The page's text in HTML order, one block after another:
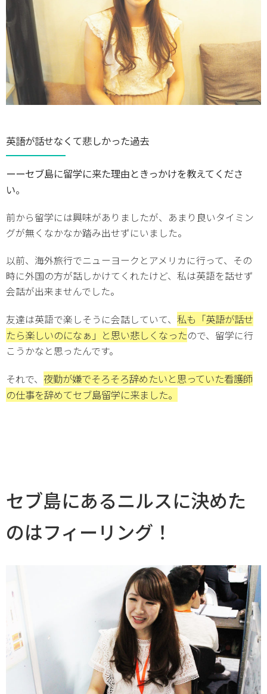
英語が話せなくて悲しかった過去
ーーセブ島に留学に来た理由ときっかけを教えてくださ
い。
前から留学には興味がありましたが、あまり良いタイミン
グが無くなかなか踏み出せずにいました。
以前、海外旅行でニューヨークとアメリカに行って、その
時に外国の方が話しかけてくれたけど、私は英語を話せず
会話が出来ませんでした。
友達は英語で楽しそうに会話していて、 私も「英語が話せ
たら楽しいのになぁ」と思い悲しくなったので、留学に行
こうかなと思ったんです。
それで、 夜勤が嫌でそろそろ辞めたいと思っていた看護師
の仕事を辞めてセブ島留学に来ました。
セブ島にあるニルスに決めた
のはフィーリング！